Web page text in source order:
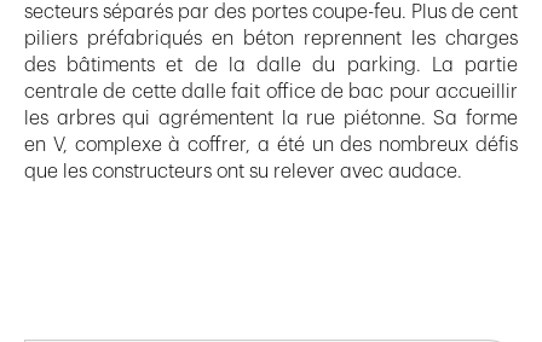
secteurs séparés par des portes coupe-feu. Plus de cent
piliers préfabriqués en béton reprennent les charges
des bâtiments et de la dalle du parking. La partie
centrale de cette dalle fait office de bac pour accueillir
les arbres qui agrémentent la rue piétonne. Sa forme
en V, complexe à coffrer, a été un des nombreux défis
que les constructeurs ont su relever avec audace.